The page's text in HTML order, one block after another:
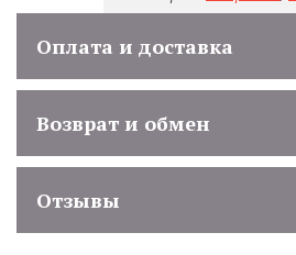
Оплата и доставка
Возврат и обмен
Отзывы